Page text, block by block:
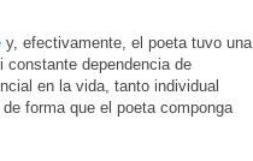
y, efectivamente, el poeta tuvo una
dependencia de
en la vida, tanto individual
forma que el poeta componga